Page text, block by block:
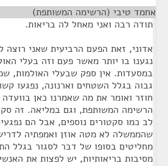
אחמד טיבי (הרשימה המשותפת)
תודה רבה ואני מאחל לה בריאות.
אדוני, זאת הפעם הרביעית שאני
נגענו בו יותר מאשר פעם וזה בעלי
במסעדות. אין ספק שבעלי האולמות,
גבוה בגלל השטחים וארנונה, נפגעו
חוזר ואומר את מה שאמרנו כאן בוועדה
הרשימה המשותפת, וגם במליאה. זה
לב כמו סקטורים נוספים, אבל הם
שהממשלה לא מטה אוזן ואמפתיה
מחליטים בסופו של דבר לסגור בגלל
מסיבות בריאותיות, יש לפצות את